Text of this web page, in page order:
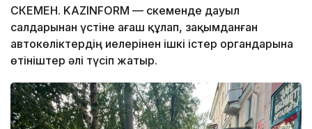
ӨСКЕМЕН. KAZINFORM — Өскеменде дауыл
салдарынан үстіне ағаш құлап, зақымданған
автокөліктердің иелерінен ішкі істер органдарына
өтініштер әлі түсіп жатыр.